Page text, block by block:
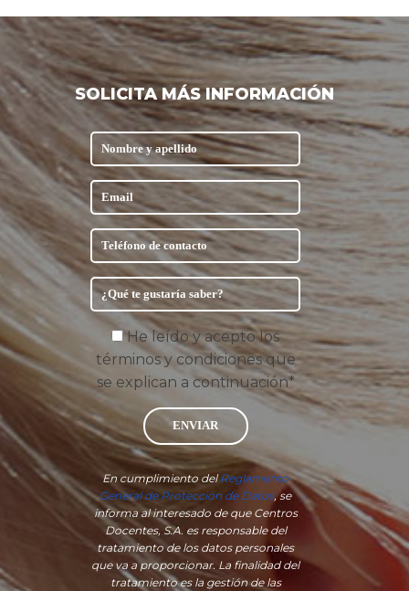
SOLICITA MÁS INFORMACIÓN
He leído y acepto los
términos y condiciones que
se explican a continuación*
ENVIAR
En cumplimiento delReglamento
General de Protección de Datos, se
informa al interesado de que Centros
Docentes, S.A. es responsable del
tratamiento de los datos personales
que va a proporcionar. La finalidad del
tratamiento es la gestión de las